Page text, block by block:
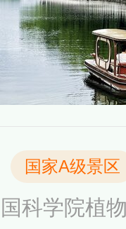
古迹。
国家A级景区
科学院植